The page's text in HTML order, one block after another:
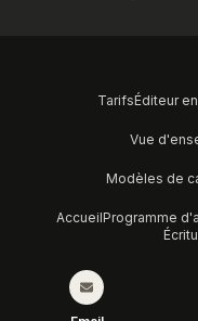
TarifsÉditeur
Vue
Modèles de
AccueilProgramme